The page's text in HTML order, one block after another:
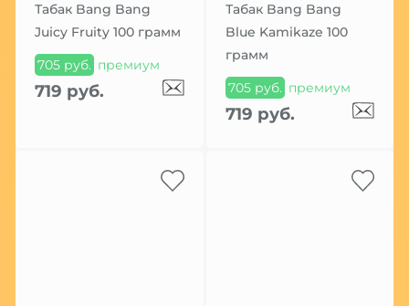
Табак Bang Bang
Juicy Fruity 100 грамм
705 руб. премиум
719 руб.
Табак Bang Bang
Blue Kamikaze 100
грамм
705 руб. премиум
719 руб.